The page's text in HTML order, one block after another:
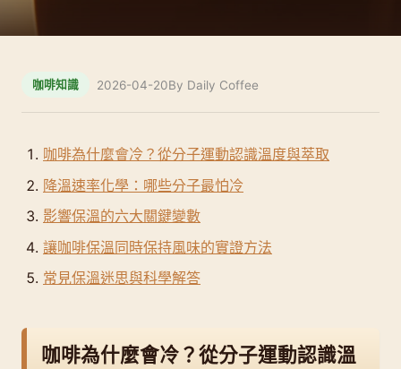
咖啡知識 2026-04-20By Daily Coffee
咖啡為什麼會冷？從分子運動認識溫度與萃取
降溫速率化學：哪些分子最怕冷
影響保溫的六大關鍵變數
讓咖啡保溫同時保持風味的實證方法
常見保溫迷思與科學解答
咖啡為什麼會冷？從分子運動認識溫